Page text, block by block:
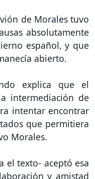
de Morales tuvo
absolutamente
español, y que
abierto.
explica que el
intermediación de
intentar encontrar
que permitiera
Morales.
el texto- aceptó esa
y amistad